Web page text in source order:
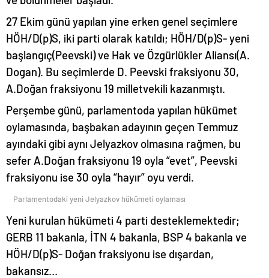
27 Ekim günü yapılan yine erken genel seçimlere
HÖH/D(p)S, iki parti olarak katıldı; HÖH/D(p)S- yeni
başlangıç(Peevski) ve Hak ve Özgürlükler Aliansı(A.
Dogan). Bu seçimlerde D. Peevski fraksiyonu 30,
A.Doğan fraksiyonu 19 milletvekili kazanmıştı.
Perşembe günü, parlamentoda yapılan hükümet
oylamasında, başbakan adayının geçen Temmuz
ayındaki gibi aynı Jelyazkov olmasına rağmen, bu
sefer A.Doğan fraksiyonu 19 oyla “evet”, Peevski
fraksiyonu ise 30 oyla “hayır” oyu verdi.
Parlamentodaki yeni Jelyazkov hükümeti oylaması
Yeni kurulan hükümeti 4 parti desteklemektedir;
GERB 11 bakanla, İTN 4 bakanla, BSP 4 bakanla ve
HÖH/D(p)S- Doğan fraksiyonu ise dışardan,
bakansız…